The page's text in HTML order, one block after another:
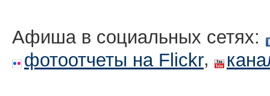
Афиша в социальных сетях:
фотоотчеты на Flickr,